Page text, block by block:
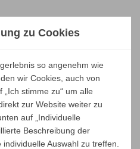
zu Cookies
so angenehm wie
wir Cookies, auch von
stimme zu“ um alle
zur Website weiter zu
auf „Individuelle
Beschreibung der
Auswahl zu treffen.